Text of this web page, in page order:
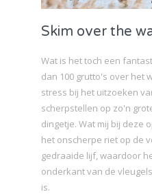
Skim over the
Wat is het toch een
dan 100 grutto's over het
stress bij het uitzoeken
scherpstellen op zo'n
dingetje. Wat mij bij deze
het onscherpe riet op de
gedraaide lijf, waardoor
onderkant van de
is.